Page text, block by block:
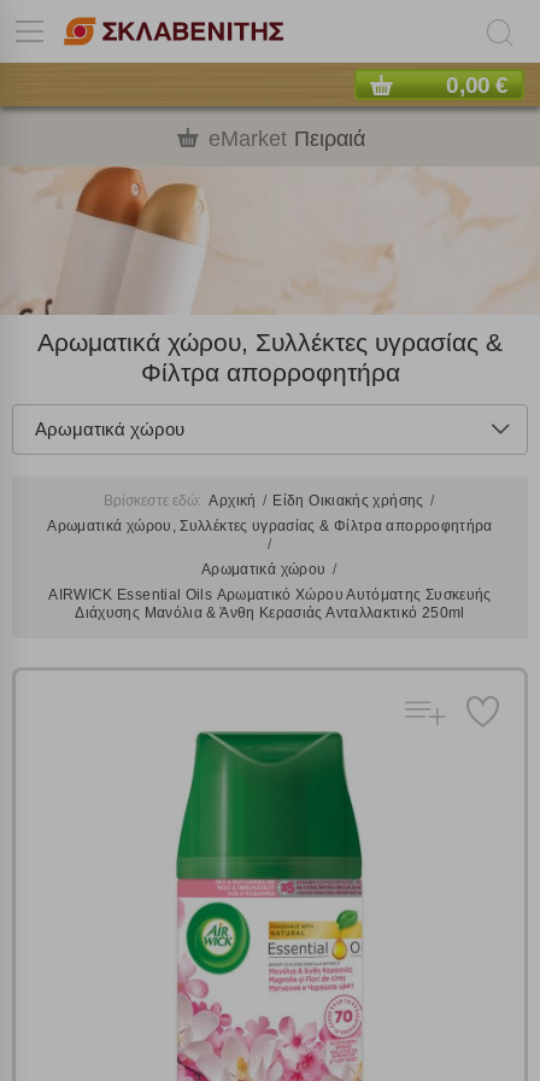
0,00 €
eMarket Πειραιά
Αρωματικά χώρου, Συλλέκτες υγρασίας &
Φίλτρα απορροφητήρα
Αρωματικά χώρου
Βρίσκεστε εδώ: Αρχική
Είδη Οικιακής χρήσης
Αρωματικά χώρου, Συλλέκτες υγρασίας & Φίλτρα απορροφητήρα
Αρωματικά χώρου
AIRWICK Essential Oils Αρωματικό Χώρου Αυτόματης Συσκευής
Διάχυσης Μανόλια & Άνθη Κερασιάς Ανταλλακτικό 250ml